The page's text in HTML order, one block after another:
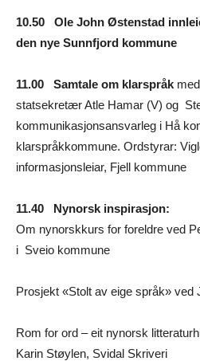
10.50 Ole John Østenstad
den nye Sunnfjord kommune
11.00 Samtale om klarspråk
statsekretær Atle Hamar (V) og
kommunikasjonsansvarleg i Hå
klarspråkkommune. Ordstyrar:
informasjonsleiar, Fjell kommune
11.40 Nynorsk inspirasjon:
Om nynorskkurs for foreldre ved
i Sveio kommune
Prosjekt «Stolt av eige språk» ved
Rom for ord – eit nynorsk
Karin Støylen, Svidal Skriveri